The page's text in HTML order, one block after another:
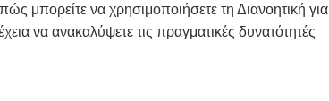
μπορείτε να χρησιμοποιήσετε τη Διανοητική για
να ανακαλύψετε τις πραγματικές δυνατότητές